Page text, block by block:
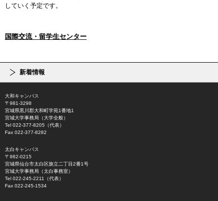
していく予定です。
国際交流・留学生センター
新着情報
大和キャンパス
〒981-3298
宮城県黒川郡大和町学苑1番地1
宮城大学事務局（大学全般）
Tel 022-377-8205（代表）
Fax 022-377-8282
太白キャンパス
〒982-0215
宮城県仙台市太白区旗立二丁目2番1号
宮城大学事務局（太白事務室）
Tel 022-245-2211（代表）
Fax 022-245-1534